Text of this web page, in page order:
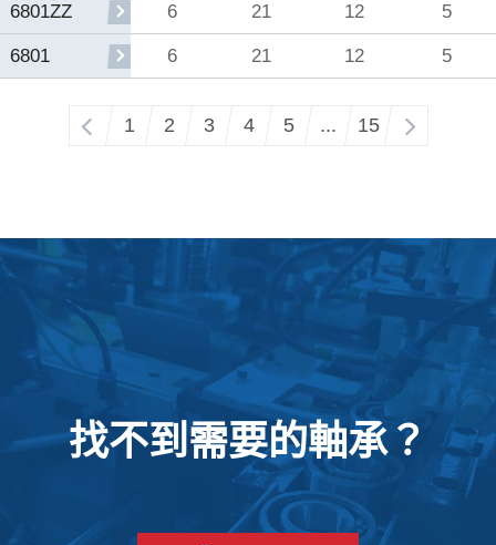
6801ZZ 6 21 12 5
6801 6 21 12 5
‹ 1 2 3 4 5 ... 15 ›
找不到需要的軸承？